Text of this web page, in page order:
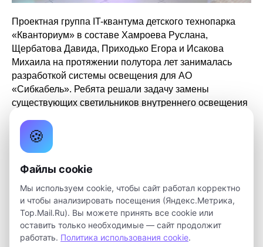
Проектная группа IT-квантума детского технопарка
«Кванториум» в составе Хамроева Руслана,
Щербатова Давида, Приходько Егора и Исакова
Михаила на протяжении полутора лет занималась
разработкой системы освещения для АО
«Сибкабель». Ребята решали задачу замены
существующих светильников внутреннего освещения
автоматизацию системы освещения площадки
«Эмальпроизводство».
В пятницу итоги работы проектной группы были
представлены на пресс-конференции АО
«Сибкабель». Директор предприятия Алексей Жужин
отметил, что реализация проекта кванторианцев
начнется в марте.
🍪
Файлы cookie
Мы используем cookie, чтобы сайт работал корректно
и чтобы анализировать посещения (Яндекс.Метрика,
Top.Mail.Ru). Вы можете принять все cookie или
оставить только необходимые — сайт продолжит
работать. Политика использования cookie.